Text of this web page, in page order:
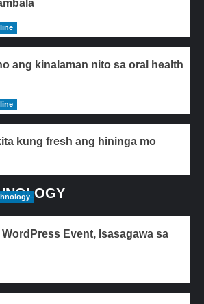
ang kinalaman nito sa oral health
kung fresh ang hininga mo
Event, Isasagawa sa